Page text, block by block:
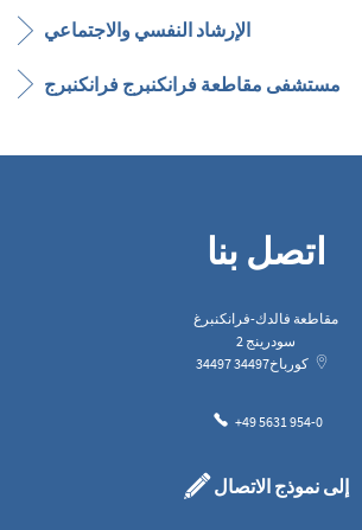
الإرشاد النفسي والاجتماعي
مستشفى مقاطعة فرانكنبرج فرانكنبرج
اتصل بنا
مقاطعة فالدك-فرانكنبرغ
سودرينج 2
34497
كورباخ34497
+49 5631 954-0
إلى نموذج الاتصال